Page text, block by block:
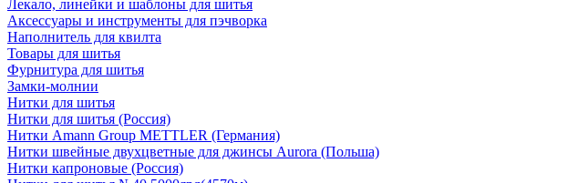
Лекало, линейки и шаблоны для шитья
Аксессуары и инструменты для пэчворка
Наполнитель для квилта
Товары для шитья
Фурнитура для шитья
Замки-молнии
Нитки для шитья
Нитки для шитья (Россия)
Нитки Amann Group METTLER (Германия)
Нитки швейные двухцветные для джинсы Aurora (Польша)
Нитки капроновые (Россия)